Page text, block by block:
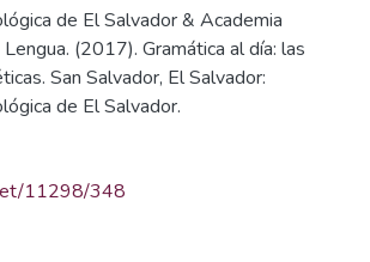
de El Salvador & Academia
(2017). Gramática al día: las
San Salvador, El Salvador:
de El Salvador.
11298/348